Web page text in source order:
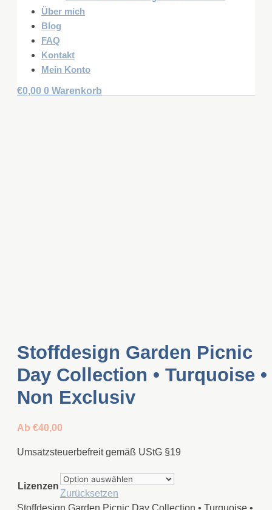
Über mich
Blog
FAQ
Kontakt
Mein Konto
€0,00 0 Warenkorb
Stoffdesign Garden Picnic
Day Collection • Turquoise •
Non Exclusiv
Ab €40,00
Umsatzsteuerbefreit gemäß UStG §19
Lizenzen
Zurücksetzen
Stoffdesign Garden Picnic Day Collection • Turquoise •